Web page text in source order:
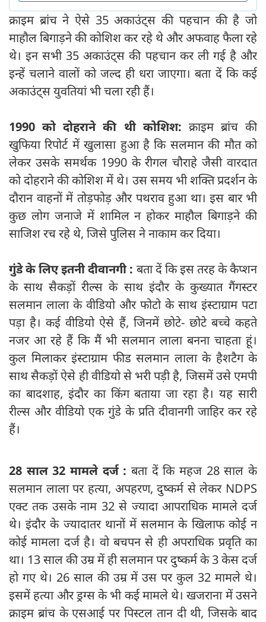
क्राइम ब्रांच ने ऐसे 35 अकाउंट्स की पहचान की है जो
माहौल बिगाड़ने की कोशिश कर रहे थे और अफवाह फैला रहे
थे। इन सभी 35 अकाउंट्स की पहचान कर ली गई है और
इन्‍हें चलाने वालों को जल्‍द ही धरा जाएगा। बता दें कि कई
अकाउंट्स युवतियां भी चला रही हैं।
1990को दोहराने की थी कोशिश: क्राइम ब्रांच की
खुफिया रिपोर्ट में खुलासा हुआ है कि सलमान की मौत को
लेकर उसके समर्थक 1990 के रीगल चौराहे जैसी वारदात
को दोहराने की कोशिश में थे। उस समय भी शक्ति प्रदर्शन के
दौरान वाहनों में तोड़फोड़ और पथराव हुआ था। इस बार भी
कुछ लोग जनाजे में शामिल न होकर माहौल बिगाड़ने की
साजिश रच रहे थे, जिसे पुलिस ने नाकाम कर दिया।
गुंडे के लिए इतनी दीवानगी : बता दें कि इस तरह के कैप्‍शन
के साथ सैकड़ों रील्‍स के साथ इंदौर के कुख्‍यात गैंगस्‍टर
सलमान लाला के वीडियो और फोटो के साथ इंस्‍टाग्राम पटा
पड़ा है। कई वीडियो ऐसे हैं, जिनमें छोटे- छोटे बच्‍चे कहते
नजर आ रहे हैं कि मैं भी सलमान लाला बनना चाहता हूं।
कुल मिलाकर इंस्‍टाग्राम फीड सलमान लाला के हैशटैग के
साथ सैकड़ों ऐसे ही वीडियो से भरी पड़ी है, जिसमें उसे एमपी
का बादशाह, इंदौर का किंग बताया जा रहा है। यह सारी
रील्‍स और वीडियो एक गुंडे के प्रति दीवानगी जाहिर कर रहे
हैं।
28 साल 32 मामले दर्ज : बता दें कि महज 28 साल के
सलमान लाला पर हत्या, अपहरण, दुष्कर्म से लेकर NDPS
एक्ट तक उसके नाम 32 से ज्‍यादा आपराधिक मामले दर्ज
थे। इंदौर के ज्‍यादातर थानों में सलमान के खिलाफ कोई न
कोई मामला दर्ज है। वो बचपन से ही अपराधिक प्रवृति का
था। 13 साल की उम्र में ही सलमान पर दुष्कर्म के 3 केस दर्ज
हो गए थे। 26 साल की उम्र में उस पर कुल 32 मामले थे।
इसमें हत्या और ड्रग्स के भी कई मामले थे। खजराना में उसने
क्राइम ब्रांच के एसआई पर पिस्टल तान दी थी, जिसके बाद